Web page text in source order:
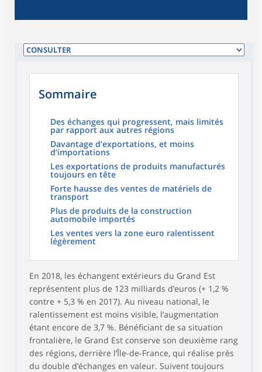
Sommaire
Des échanges qui progressent, mais limités
par rapport aux autres régions
Davantage d’exportations, et moins
d’importations
Les exportations de produits manufacturés
toujours en tête
Forte hausse des ventes de matériels de
transport
Plus de produits de la construction
automobile importés
Les ventes vers la zone euro ralentissent
légèrement
En 2018, les échangent extérieurs du Grand Est
représentent plus de 123 milliards d’euros (+ 1,2 %
contre + 5,3 % en 2017). Au niveau national, le
ralentissement est moins visible, l’augmentation
étant encore de 3,7 %. Bénéficiant de sa situation
frontalière, le Grand Est conserve son deuxième rang
des régions, derrière l’Île-de-France, qui réalise près
du double d’échanges en valeur. Suivent toujours